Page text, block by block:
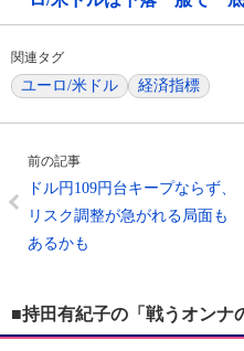
関連タグ
ユーロ/米ドル 経済指標
前の記事
ドル円109円台キープならず、
リスク調整が急がれる局面も
あるかも
■持田有紀子の「戦うオンナ